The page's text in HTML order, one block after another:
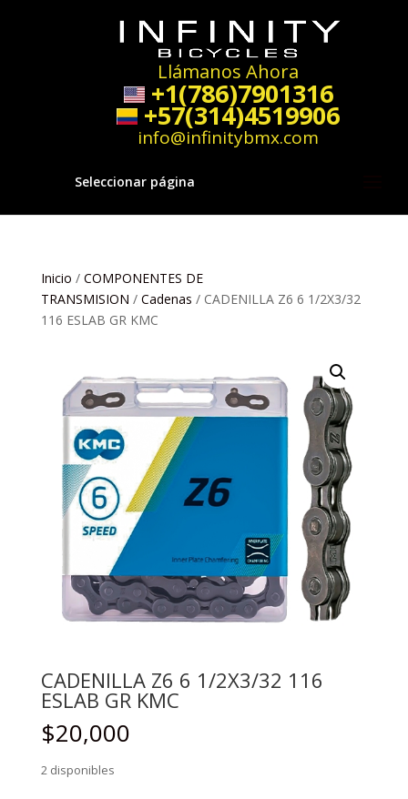
Llámanos Ahora
+1(786)7901316
+57(314)4519906
info@infinitybmx.com
Seleccionar página
Inicio / COMPONENTES DE
TRANSMISION / Cadenas / CADENILLA Z6 6 1/2X3/32
116 ESLAB GR KMC
CADENILLA Z6 6 1/2X3/32 116
ESLAB GR KMC
$20,000
2 disponibles